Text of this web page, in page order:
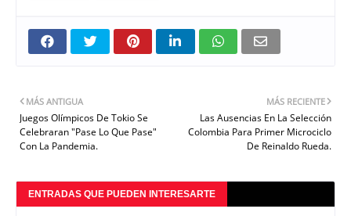
MÁS RECIENTE
Las Ausencias En La Selección
Colombia Para Primer Microciclo
De Reinaldo Rueda.
MÁS ANTIGUA
Juegos Olímpicos De Tokio Se
Celebraran "Pase Lo Que Pase"
Con La Pandemia.
ENTRADAS QUE PUEDEN INTERESARTE